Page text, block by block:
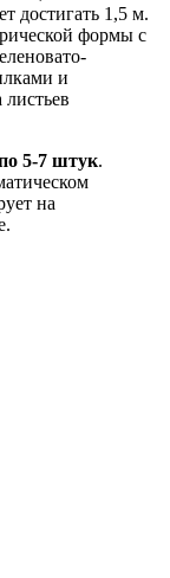
достигать 1,5 м.
формы с
и
5-7 штук.
на